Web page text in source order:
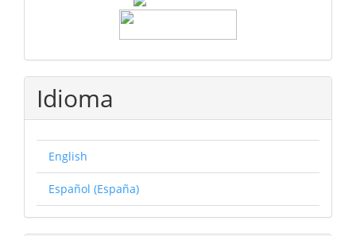
Idioma
English
Español (España)